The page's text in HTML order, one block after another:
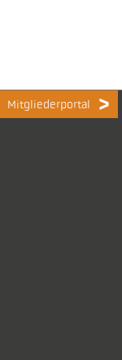
Mitgliederportal